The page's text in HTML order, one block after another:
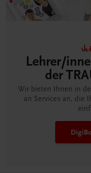
Lehrer/
der
Wir bieten Ihnen in
an Services an, die